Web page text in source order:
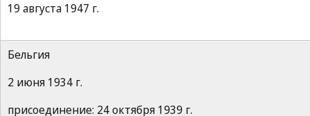
19 августа 1947 г.
Бельгия
2 июня 1934 г.
присоединение: 24 октября 1939 г.